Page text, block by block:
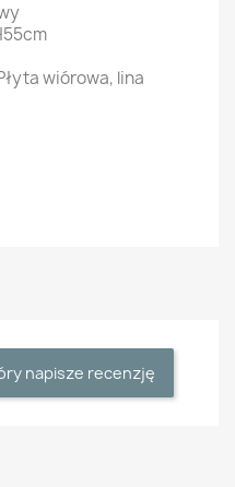
wiórowa, lina
napisze recenzję